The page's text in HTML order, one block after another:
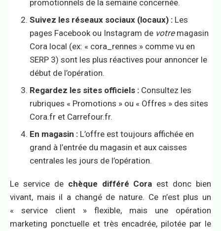
promotionnels de la semaine concernée.
Suivez les réseaux sociaux (locaux) : Les
pages Facebook ou Instagram de votremagasin
Cora local (ex: « cora_rennes » comme vu en
SERP 3) sont les plus réactives pour annoncer le
début de l’opération.
Regardez les sites officiels : Consultez les
rubriques « Promotions » ou « Offres » des sites
Cora.fr et Carrefour.fr.
En magasin : L’offre est toujours affichée en
grand à l’entrée du magasin et aux caisses
centrales les jours de l’opération.
Le service de chèque différé Cora est donc bien
vivant, mais il a changé de nature. Ce n’est plus un
« service client » flexible, mais une opération
marketing ponctuelle et très encadrée, pilotée par le